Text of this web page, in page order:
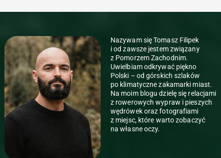
Nazywam się Tomasz Filipek
i od zawsze jestem związany
z Pomorzem Zachodnim.
Uwielbiam odkrywać piękno
Polski – od górskich szlaków
po klimatyczne zakamarki miast.
Na moim blogu dzielę się relacjami
z rowerowych wypraw i pieszych
wędrówek oraz fotografiami
z miejsc, które warto zobaczyć
na własne oczy.